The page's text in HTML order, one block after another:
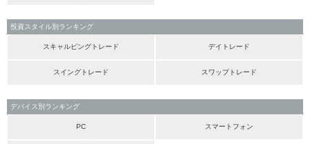
投資スタイル別ランキング
スキャルピングトレード デイトレード
スイングトレード スワップトレード
デバイス別ランキング
PC スマートフォン